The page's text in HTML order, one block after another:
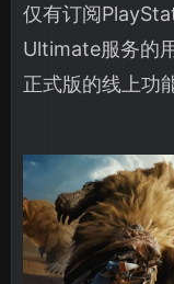
仅有订阅
Ultimate服务的
正式版的线上功